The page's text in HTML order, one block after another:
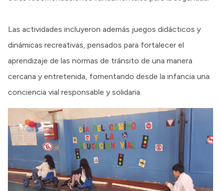
Las actividades incluyeron además juegos didácticos y
dinámicas recreativas, pensados para fortalecer el
aprendizaje de las normas de tránsito de una manera
cercana y entretenida, fomentando desde la infancia una
conciencia vial responsable y solidaria.